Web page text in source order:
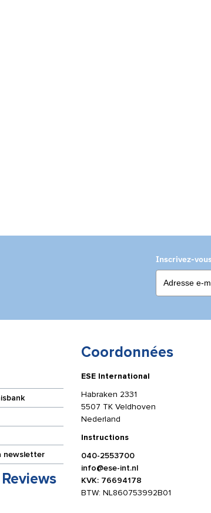
Inscrivez-
newsletter
Coordonnées
ESE International
Habraken 2331
5507 TK Veldhoven
Nederland
Instructions
040-2553700
info@ese-int.nl
KVK: 76694178
BTW: NL860753992B01